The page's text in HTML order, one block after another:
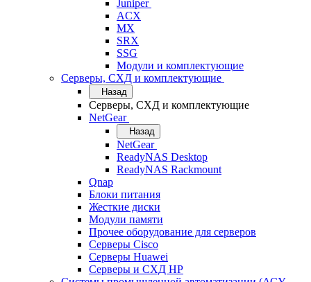
Juniper
ACX
MX
SRX
SSG
Модули и комплектующие
Серверы, СХД и комплектующие
Назад
Серверы, СХД и комплектующие
NetGear
Назад
NetGear
ReadyNAS Desktop
ReadyNAS Rackmount
Qnap
Блоки питания
Жесткие диски
Модули памяти
Прочее оборудование для серверов
Серверы Cisco
Серверы Huawei
Серверы и СХД HP